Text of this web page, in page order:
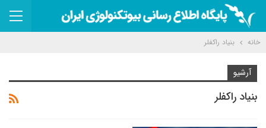
خانه بنیاد راکفلر
آرشیو
بنیاد راکفلر